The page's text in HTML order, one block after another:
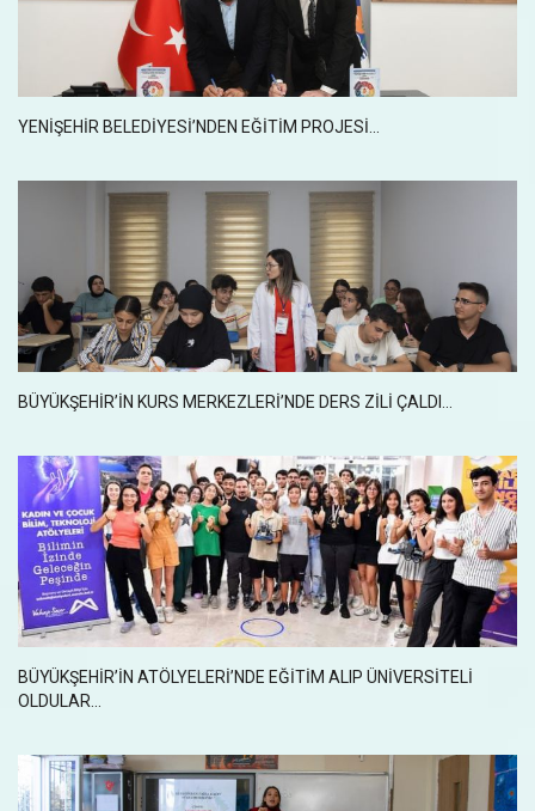
YENIŞEHIR BELEDIYESI’NDEN EĞITIM PROJESI...
BÜYÜKŞEHİR’İN KURS MERKEZLERİ’NDE DERS ZİLİ ÇALDI...
BÜYÜKŞEHİR’İN ATÖLYELERİ’NDE EĞİTİM ALIP ÜNİVERSİTELİ
OLDULAR...